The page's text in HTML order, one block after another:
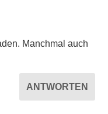
Manchmal auch
ANTWORTEN